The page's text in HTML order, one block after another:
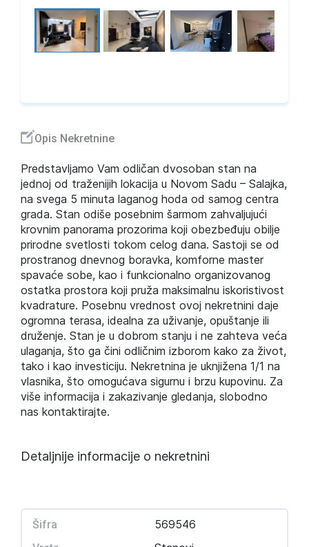
Opis Nekretnine
Predstavljamo Vam odličan dvosoban stan na
jednoj od traženijih lokacija u Novom Sadu – Salajka,
na svega 5 minuta laganog hoda od samog centra
grada. Stan odiše posebnim šarmom zahvaljujući
krovnim panorama prozorima koji obezbeđuju obilje
prirodne svetlosti tokom celog dana. Sastoji se od
prostranog dnevnog boravka, komforne master
spavaće sobe, kao i funkcionalno organizovanog
ostatka prostora koji pruža maksimalnu iskoristivost
kvadrature. Posebnu vrednost ovoj nekretnini daje
ogromna terasa, idealna za uživanje, opuštanje ili
druženje. Stan je u dobrom stanju i ne zahteva veća
ulaganja, što ga čini odličnim izborom kako za život,
tako i kao investiciju. Nekretnina je uknjižena 1/1 na
vlasnika, što omogućava sigurnu i brzu kupovinu. Za
više informacija i zakazivanje gledanja, slobodno
nas kontaktirajte.
Detaljnije informacije o nekretnini
Šifra 569546